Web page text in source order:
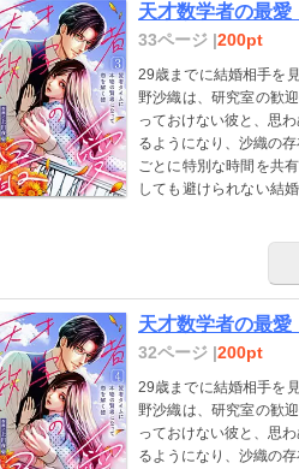
天才数学者の最
33ページ |200pt
29歳までに結婚相手を
野沙織は、研究室の歓
っておけない彼と、思
るようになり、沙織の
ごとに特別な時間を共
しても避けられない結
天才数学者の最
32ページ |200pt
29歳までに結婚相手を
野沙織は、研究室の歓
っておけない彼と、思
るようになり、沙織の